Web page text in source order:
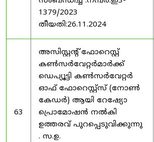
1379/2023
തീയതി:26.11.2024
63
അസിസ്റ്റന്റ് ഫോറെസ്റ്റ്
കൺസർവേറ്റർമാർക്ക്
ഡെപ്യൂട്ടി കൺസർവേറ്റർ
ഓഫ് ഫോറെസ്റ്റ്സ് (നോൺ
കേഡർ) ആയി റേഷ്യോ
പ്രൊമോഷൻ നൽകി
ഉത്തരവ് പുറപ്പെടുവിക്കുന്നു
. സ.ഉ.